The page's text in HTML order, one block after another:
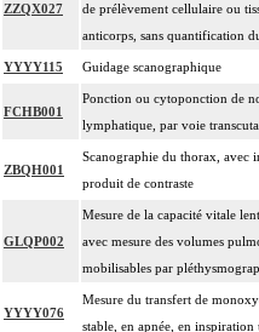
ZZQX027
de prélèvement cellulaire ou
anticorps, sans quantification
YYYY115 Guidage scanographique
FCHB001
Ponction ou cytoponction de
lymphatique, par voie
ZBQH001
Scanographie du thorax, avec
produit de contraste
GLQP002
Mesure de la capacité vitale
avec mesure des volumes
mobilisables par
YYYY076
Mesure du transfert de
stable, en apnée, en